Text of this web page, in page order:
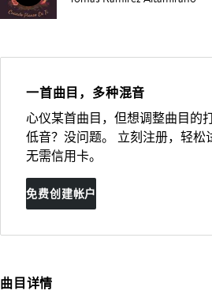
一首曲目，多种混音
心仪某首曲目，但想调整曲目的
低音？没问题。 立刻注册，轻松
无需信用卡。
免费创建帐户
曲目详情